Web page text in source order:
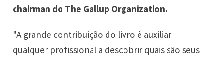
chairman do The Gallup Organization.
"A grande contribuição do livro é auxiliar
qualquer profissional a descobrir quais são seus